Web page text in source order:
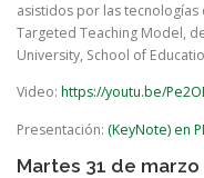
asistidos por las
Targeted Teaching Model,
University, School of
Video: https://youtu.be/
Presentación: (KeyNote) en
Martes 31 de